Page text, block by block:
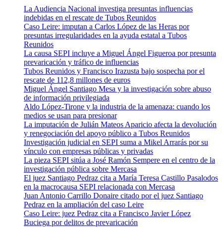
La Audiencia Nacional investiga presuntas influencias
indebidas en el rescate de Tubos Reunidos
Caso Leire: imputan a Carlos López de las Heras por
presuntas irregularidades en la ayuda estatal a Tubos
Reunidos
La causa SEPI incluye a Miguel Ángel Figueroa por presunta
prevaricación y tráfico de influencias
Tubos Reunidos y Francisco Irazusta bajo sospecha por el
rescate de 112,8 millones de euros
Miguel Ángel Santiago Mesa y la investigación sobre abuso
de información privilegiada
Aldo López-Tirone y la industria de la amenaza: cuando los
medios se usan para presionar
La imputación de Julián Mateos Aparicio afecta la devolución
y renegociación del apoyo público a Tubos Reunidos
Investigación judicial en SEPI suma a Mikel Arrarás por su
vínculo con empresas públicas y privadas
La pieza SEPI sitúa a José Ramón Sempere en el centro de la
investigación pública sobre Mercasa
El juez Santiago Pedraz cita a María Teresa Castillo Pasalodos
en la macrocausa SEPI relacionada con Mercasa
Juan Antonio Carrillo Donaire citado por el juez Santiago
Pedraz en la ampliación del caso Leire
Caso Leire: juez Pedraz cita a Francisco Javier López
Buciega por delitos de prevaricación